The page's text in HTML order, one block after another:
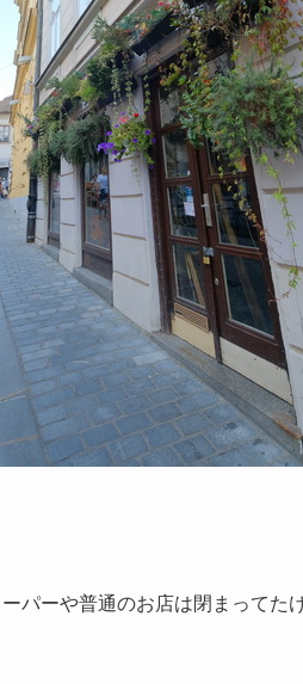
パーや普通のお店は閉まってた